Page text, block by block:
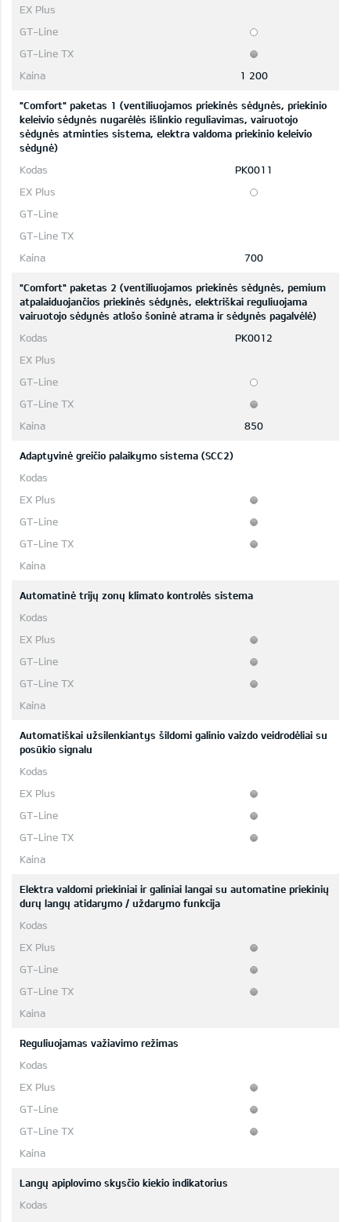
1 200
"Comfort" paketas 1 (ventiliuojamos priekinės sėdynės, priekinio
keleivio sėdynės nugarėlės išlinkio reguliavimas, vairuotojo
sėdynės atminties sistema, elektra valdoma priekinio keleivio
sėdynė)
PK0011
700
"Comfort" paketas 2 (ventiliuojamos priekinės sėdynės, pemium
atpalaiduojančios priekinės sėdynės, elektriškai reguliuojama
vairuotojo sėdynės atlošo šoninė atrama ir sėdynės pagalvėlė)
PK0012
850
Adaptyvinė greičio palaikymo sistema (SCC2)
Automatinė trijų zonų klimato kontrolės sistema
Automatiškai užsilenkiantys šildomi galinio vaizdo veidrodėliai su
posūkio signalu
Elektra valdomi priekiniai ir galiniai langai su automatine priekinių
durų langų atidarymo / uždarymo funkcija
Reguliuojamas važiavimo režimas
Langų apiplovimo skysčio kiekio indikatorius